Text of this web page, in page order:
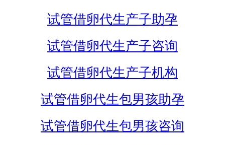
试管借卵代生产子助孕
试管借卵代生产子咨询
试管借卵代生产子机构
试管借卵代生包男孩助孕
试管借卵代生包男孩咨询